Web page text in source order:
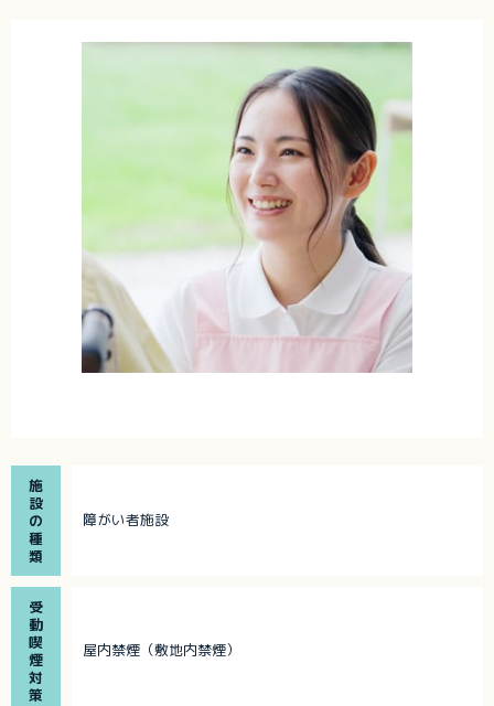
施
設
の
種
類
障がい者施設
受
動
喫
煙
対
策
屋内禁煙（敷地内禁煙）